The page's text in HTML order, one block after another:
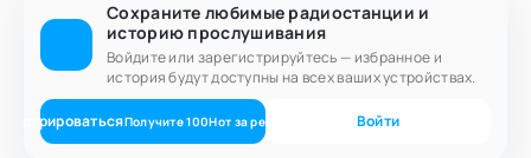
Сохраните любимые радиостанции и
историю прослушивания
Войдите или зарегистрируйтесь — избранное и
история будут доступны на всех ваших устройствах.
Получите100Нот за регистрацию Войти